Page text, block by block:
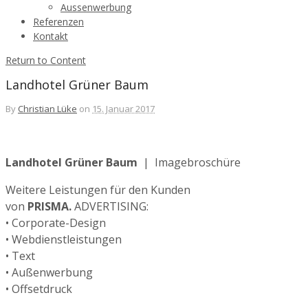
Aussenwerbung
Referenzen
Kontakt
Return to Content
Landhotel Grüner Baum
By Christian Lüke on 15. Januar 2017
Landhotel Grüner Baum | Imagebroschüre
Weitere Leistungen für den Kunden
von PRISMA.ADVERTISING:
• Corporate-Design
• Webdienstleistungen
• Text
• Außenwerbung
• Offsetdruck